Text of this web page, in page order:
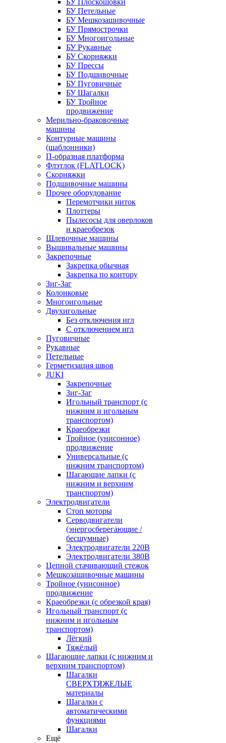
БУ Плоскошовки
БУ Петельные
БУ Мешкозашивочные
БУ Прямострочки
БУ Многоигольные
БУ Рукавные
БУ Скорняжки
БУ Прессы
БУ Подшивочные
БУ Пуговичные
БУ Шагалки
БУ Тройное
продвижение
Мерильно-браковочные
машины
Контурные машины
(шаблонники)
П-образная платформа
Флэтлок (FLATLOCK)
Скорняжки
Подшивочные машины
Прочее оборудование
Перемотчики ниток
Плоттеры
Пылесосы для оверлоков
и краеобрезок
Шлевочные машины
Вышивальные машины
Закрепочные
Закрепка обычная
Закрепка по контору
Зиг-Заг
Колонковые
Многоигольные
Двухигольные
Без отключения игл
С отключением игл
Пуговичные
Рукавные
Петельные
Герметизация швов
JUKI
Закрепочные
Зиг-Заг
Игольный транспорт (с
нижним и игольным
транспортом)
Краеобрезки
Тройное (унисонное)
продвижение
Универсальные (с
нижним транспортом)
Шагающие лапки (с
нижним и верхним
транспортом)
Электродвигатели
Стоп моторы
Серводвигатели
(энергосберегающие /
бесшумные)
Электродвигатели 220В
Электродвигатели 380В
Цепной стачивающий стежок
Мешкозашивочные машины
Тройное (унисонное)
продвижение
Краеобрезки (с обрезкой края)
Игольный транспорт (с
нижним и игольным
транспортом)
Лёгкий
Тяжёлый
Шагающие лапки (с нижним и
верхним транспортом)
Шагалки
СВЕРХТЯЖЕЛЫЕ
материалы
Шагалки с
автоматическими
функциями
Шагалки
Ещё